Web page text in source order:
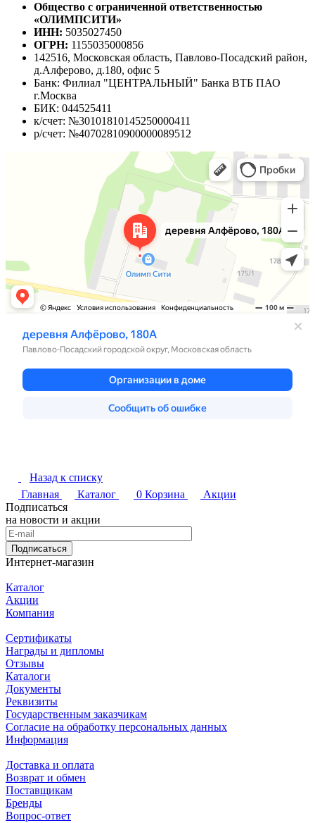
Общество с ограниченной ответственностью
«ОЛИМПСИТИ»
ИНН: 5035027450
ОГРН: 1155035000856
142516, Московская область, Павлово-Посадский район,
д.Алферово, д.180, офис 5
Банк: Филиал "ЦЕНТРАЛЬНЫЙ" Банка ВТБ ПАО
г.Москва
БИК: 044525411
к/счет: №30101810145250000411
р/счет: №40702810900000089512
Назад к списку
Главная
Каталог 0 Корзина
Акции
Подписаться
на новости и акции
Подписаться
Интернет-магазин
Каталог
Акции
Компания
Сертификаты
Награды и дипломы
Отзывы
Каталоги
Документы
Реквизиты
Государственным заказчикам
Согласие на обработку персональных данных
Информация
Доставка и оплата
Возврат и обмен
Поставщикам
Бренды
Вопрос-ответ